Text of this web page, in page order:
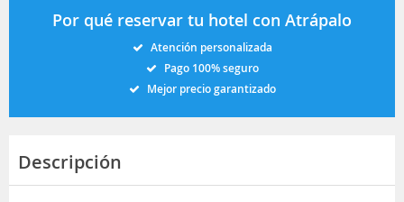
Por qué reservar tu hotel con Atrápalo
Atención personalizada
Pago 100% seguro
Mejor precio garantizado
Descripción